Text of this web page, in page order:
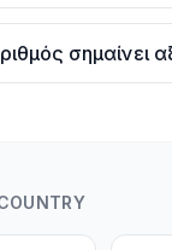
σημαίνει